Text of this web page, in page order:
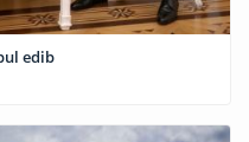
edib